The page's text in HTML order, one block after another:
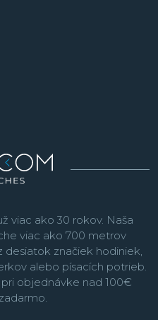
viac ako 30 rokov. Naša
viac ako 700 metrov
značiek hodiniek,
alebo písacích potrieb.
objednávke nad 100€